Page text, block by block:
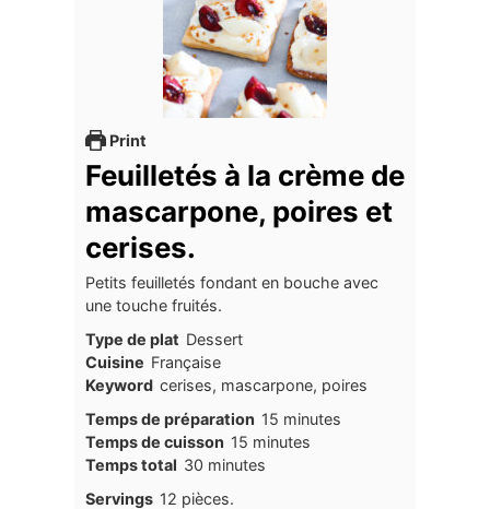
Print
Feuilletés à la crème de
mascarpone, poires et
cerises.
Petits feuilletés fondant en bouche avec
une touche fruités.
Type de plat Dessert
Cuisine Française
Keyword cerises, mascarpone, poires
Temps de préparation 15minutes
minutes
Temps de cuisson 15minutes
minutes
Temps total 30minutes
minutes
Servings 12 pièces.